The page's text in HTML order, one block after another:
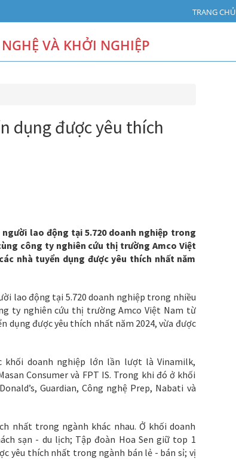
TRANG CHỦ
VÀ KHỞI NGHIỆP
dụng được yêu thích
lao động tại 5.720 doanh nghiệp trong
công ty nghiên cứu thị trường Amco Việt
nhà tuyển dụng được yêu thích nhất năm
lao động tại 5.720 doanh nghiệp trong nhiều
ty nghiên cứu thị trường Amco Việt Nam từ
dụng được yêu thích nhất năm 2024, vừa được
doanh nghiệp lớn lần lượt là Vinamilk,
Consumer và FPT IS. Trong khi đó ở khối
Guardian, Công nghệ Prep, Nabati và
nhất trong ngành khác nhau. Ở khối doanh
sạn - du lịch; Tập đoàn Hoa Sen giữ top 1
yêu thích nhất trong ngành bán lẻ - bán sỉ; vị